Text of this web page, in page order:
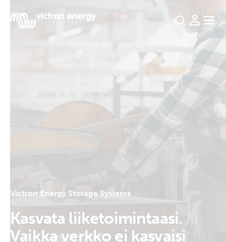
Victron Energy Storage Systems
Kasvata liiketoimintaasi.
Vaikka verkko ei kasvaisi